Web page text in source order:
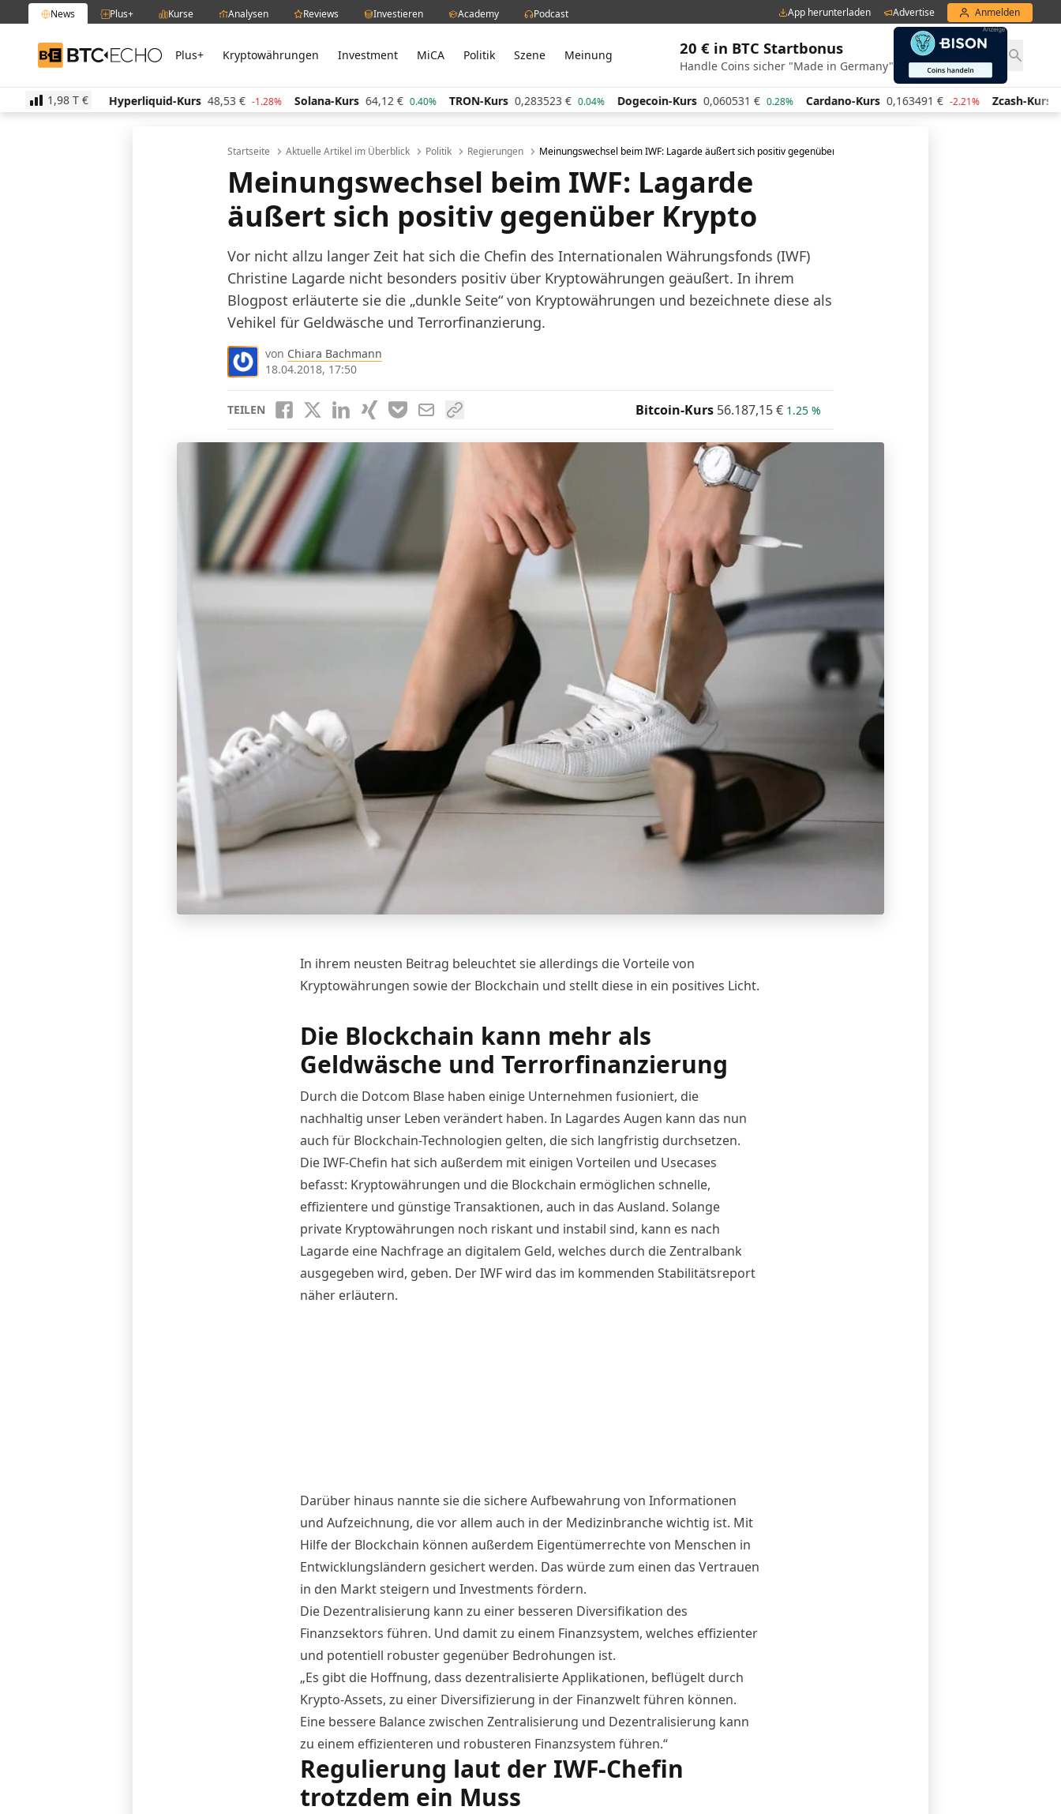
News Plus+ Kurse Analysen Reviews Investieren Academy Podcast App herunterladen Advertise Anmelden
BTC-ECHO Plus+ Kryptowährungen Investment MiCA Politik Szene Meinung 20 € in BTC Startbonus
Handle Coins sicher "Made in Germany"
1,98 T €
-0.52% Hyperliquid-Kurs 48,53 € -1.28% Solana-Kurs 64,12 € 0.40% TRON-Kurs 0,283523 € 0.04% Dogecoin-Kurs 0,060531 € 0.28% Cardano-Kurs 0,163491 € -2.21% Zcash-Kurs 441,29
Startseite Aktuelle Artikel im Überblick Politik Regierungen Meinungswechsel beim IWF: Lagarde äußert sich positiv gegenüber Krypto
Meinungswechsel beim IWF: Lagarde
äußert sich positiv gegenüber Krypto
Vor nicht allzu langer Zeit hat sich die Chefin des Internationalen Währungsfonds (IWF)
Christine Lagarde nicht besonders positiv über Kryptowährungen geäußert. In ihrem
Blogpost erläuterte sie die „dunkle Seite“ von Kryptowährungen und bezeichnete diese als
Vehikel für Geldwäsche und Terrorfinanzierung.
von Chiara Bachmann
18.04.2018, 17:50
TEILEN Bitcoin-Kurs 56.187,15€ 1.25 %
In ihrem neusten Beitrag beleuchtet sie allerdings die Vorteile von
Kryptowährungen sowie der Blockchain und stellt diese in ein positives Licht.
Die Blockchain kann mehr als
Geldwäsche und Terrorfinanzierung
Durch die Dotcom Blase haben einige Unternehmen fusioniert, die
nachhaltig unser Leben verändert haben. In Lagardes Augen kann das nun
auch für Blockchain-Technologien gelten, die sich langfristig durchsetzen.
Die IWF-Chefin hat sich außerdem mit einigen Vorteilen und Usecases
befasst: Kryptowährungen und die Blockchain ermöglichen schnelle,
effizientere und günstige Transaktionen, auch in das Ausland. Solange
private Kryptowährungen noch riskant und instabil sind, kann es nach
Lagarde eine Nachfrage an digitalem Geld, welches durch die Zentralbank
ausgegeben wird, geben. Der IWF wird das im kommenden Stabilitätsreport
näher erläutern.
Darüber hinaus nannte sie die sichere Aufbewahrung von Informationen
und Aufzeichnung, die vor allem auch in der Medizinbranche wichtig ist. Mit
Hilfe der Blockchain können außerdem Eigentümerrechte von Menschen in
Entwicklungsländern gesichert werden. Das würde zum einen das Vertrauen
in den Markt steigern und Investments fördern.
Die Dezentralisierung kann zu einer besseren Diversifikation des
Finanzsektors führen. Und damit zu einem Finanzsystem, welches effizienter
und potentiell robuster gegenüber Bedrohungen ist.
„Es gibt die Hoffnung, dass dezentralisierte Applikationen, beflügelt durch
Krypto-Assets, zu einer Diversifizierung in der Finanzwelt führen können.
Eine bessere Balance zwischen Zentralisierung und Dezentralisierung kann
zu einem effizienteren und robusteren Finanzsystem führen.“
Regulierung laut der IWF-Chefin
trotzdem ein Muss